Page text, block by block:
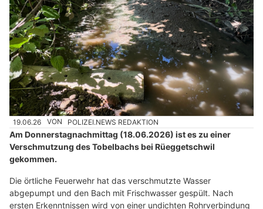
19.06.26 VON POLIZEI.NEWS REDAKTION
Am Donnerstagnachmittag (18.06.2026) ist es zu einer
Verschmutzung des Tobelbachs bei Rüeggetschwil
gekommen.
Die örtliche Feuerwehr hat das verschmutzte Wasser
abgepumpt und den Bach mit Frischwasser gespült. Nach
ersten Erkenntnissen wird von einer undichten Rohrverbindung